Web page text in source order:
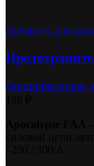
Добавить для
Дистрибьюторы,